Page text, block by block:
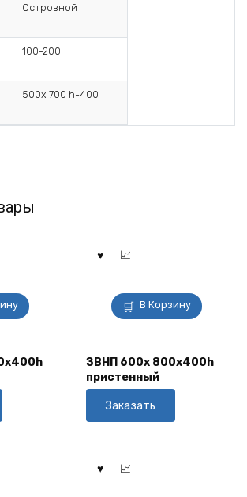
Островной
100-200
500х 700 h-400
В Корзину
ЗВНП 600х 800х400h
пристенный
Заказать